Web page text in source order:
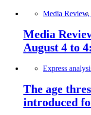
Media Review,
Media
August 4 to
Express
The age
introduced